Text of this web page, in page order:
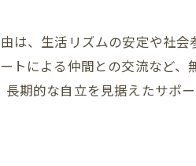
は、生活リズムの安定や社会
トによる仲間との交流など、
期的な自立を見据えたサポ